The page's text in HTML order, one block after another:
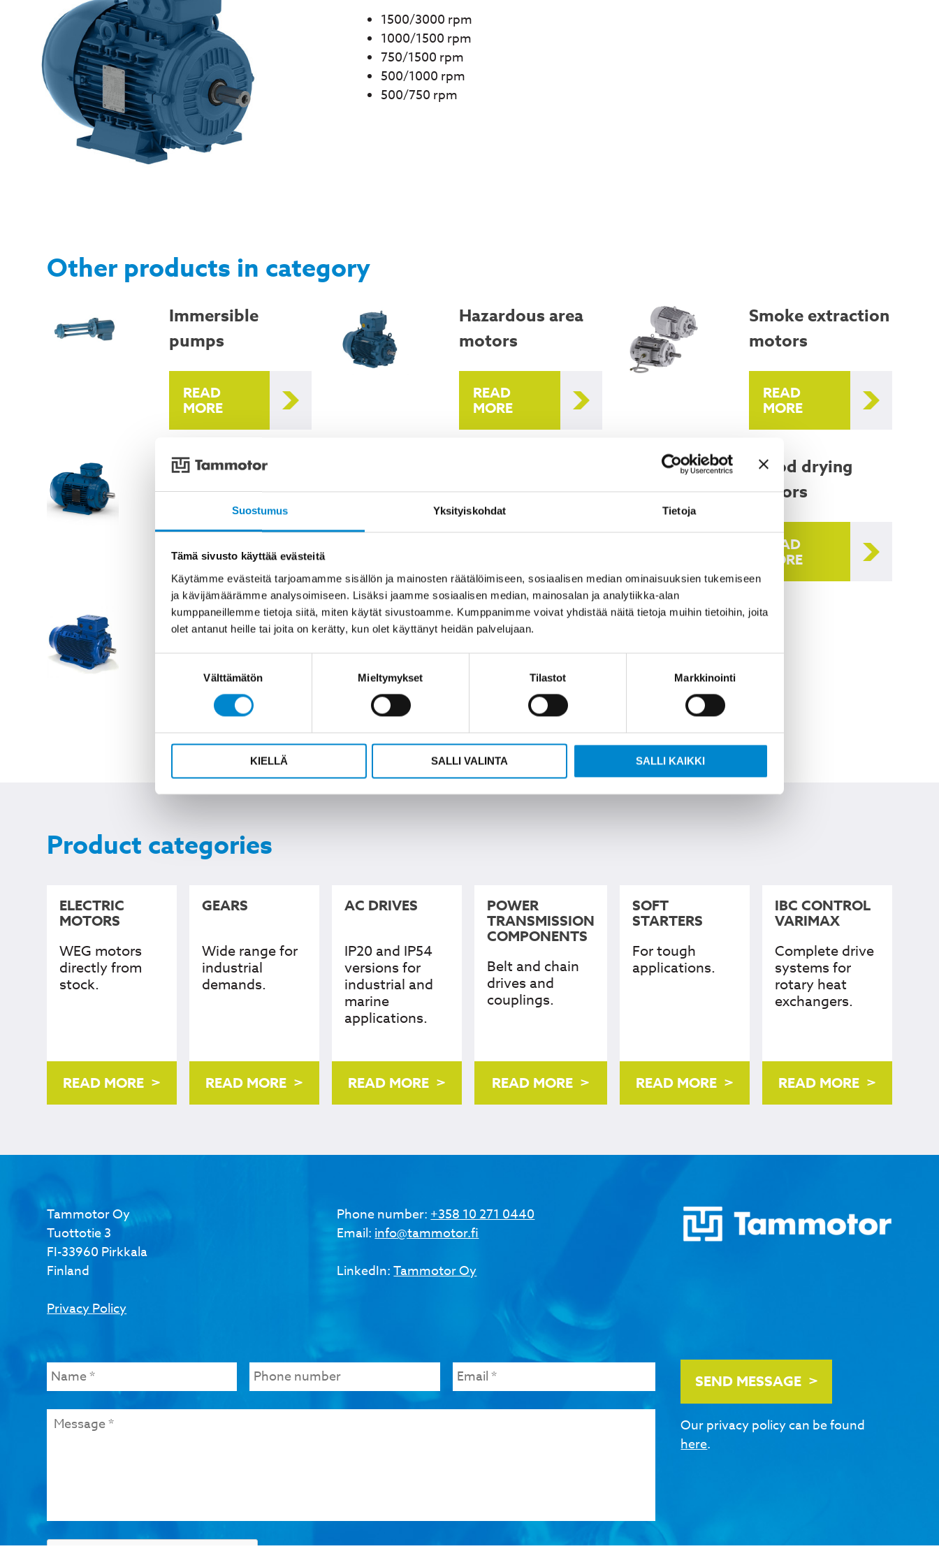
Suostumus Yksityiskohdat Tietoja
Tämä sivusto käyttää evästeitä
Käytämme evästeitä tarjoamamme sisällön ja mainosten räätälöimiseen, sosiaalisen median ominaisuuksien tukemiseen
ja kävijämäärämme analysoimiseen. Lisäksi jaamme sosiaalisen median, mainosalan ja analytiikka-alan
kumppaneillemme tietoja siitä, miten käytät sivustoamme. Kumppanimme voivat yhdistää näitä tietoja muihin tietoihin, joita
olet antanut heille tai joita on kerätty, kun olet käyttänyt heidän palvelujaan.
Välttämätön Mieltymykset Tilastot Markkinointi
KIELLÄ SALLI VALINTA SALLI KAIKKI
1500/3000 rpm
1000/1500 rpm
750/1500 rpm
500/1000 rpm
500/750 rpm
Other products in category
Immersible
pumps
READ
MORE
Hazardous area
motors
READ
MORE
Smoke extraction
motors
READ
MORE
Special voltage
motors
MORE
Wood drying
motors
READ
MORE
WEG Electric
READ
MORE
Product categories
ELECTRIC
MOTORS
WEG motors
directly from
stock.
READ MORE
GEARS
Wide range for
industrial
demands.
READ MORE
AC DRIVES
IP20 and IP54
versions for
industrial and
marine
applications.
READ MORE
POWER
TRANSMISSION
COMPONENTS
Belt and chain
drives and
couplings.
READ MORE
SOFT
STARTERS
For tough
applications.
READ MORE
IBC CONTROL
VARIMAX
Complete drive
systems for
rotary heat
exchangers.
READ MORE
Tammotor Oy
Tuottotie 3
FI-33960 Pirkkala
Finland
Privacy Policy
Phone number:+358 10 271 0440
Email:info@tammotor.fi
LinkedIn:Tammotor Oy
Name
number
Message *
Check
SEND MESSAGE
Our privacy policy can be found
here.